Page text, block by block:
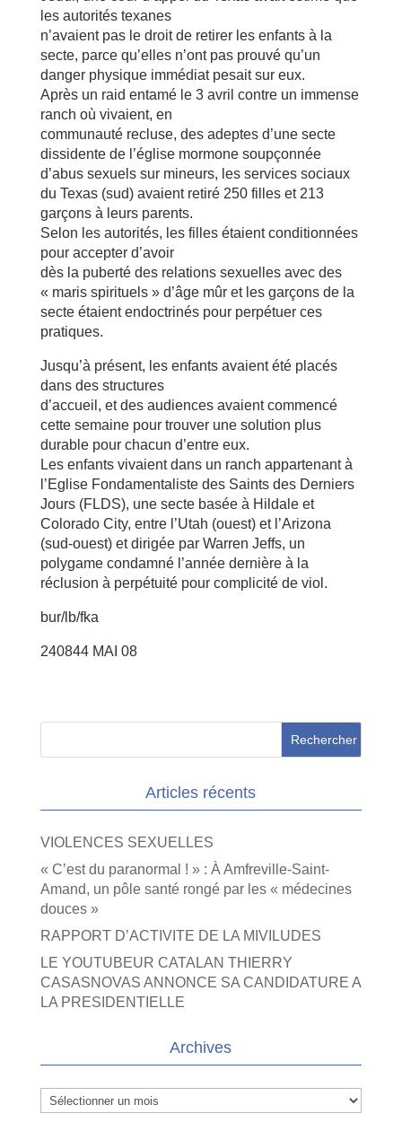
les autorités texanes
n’avaient pas le droit de retirer les enfants à la
secte, parce qu’elles n’ont pas prouvé qu’un
danger physique immédiat pesait sur eux.
Après un raid entamé le 3 avril contre un immense
ranch où vivaient, en
communauté recluse, des adeptes d’une secte
dissidente de l’église mormone soupçonnée
d’abus sexuels sur mineurs, les services sociaux
du Texas (sud) avaient retiré 250 filles et 213
garçons à leurs parents.
Selon les autorités, les filles étaient conditionnées
pour accepter d’avoir
dès la puberté des relations sexuelles avec des
« maris spirituels » d’âge mûr et les garçons de la
secte étaient endoctrinés pour perpétuer ces
pratiques.
Jusqu’à présent, les enfants avaient été placés
dans des structures
d’accueil, et des audiences avaient commencé
cette semaine pour trouver une solution plus
durable pour chacun d’entre eux.
Les enfants vivaient dans un ranch appartenant à
l’Eglise Fondamentaliste des Saints des Derniers
Jours (FLDS), une secte basée à Hildale et
Colorado City, entre l’Utah (ouest) et l’Arizona
(sud-ouest) et dirigée par Warren Jeffs, un
polygame condamné l’année dernière à la
réclusion à perpétuité pour complicité de viol.
bur/lb/fka
240844 MAI 08
Articles récents
VIOLENCES SEXUELLES
« C’est du paranormal ! » : À Amfreville-Saint-
Amand, un pôle santé rongé par les « médecines
douces »
RAPPORT D’ACTIVITE DE LA MIVILUDES
LE YOUTUBEUR CATALAN THIERRY
CASASNOVAS ANNONCE SA CANDIDATURE A
LA PRESIDENTIELLE
Archives
Archives